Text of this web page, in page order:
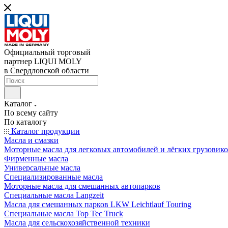
Официальный торговый
партнер LIQUI MOLY
в Свердловской области
Каталог
По всему сайту
По каталогу
Каталог продукции
Масла и смазки
Моторные масла для легковых автомобилей и лёгких
Фирменные масла
Универсальные масла
Специализированные масла
Моторные масла для смешанных автопарков
Специальные масла Langzeit
Масла для смешанных парков LKW Leichtlauf Touring
Специальные масла Top Tec Truck
Масла для сельскохозяйственной техники